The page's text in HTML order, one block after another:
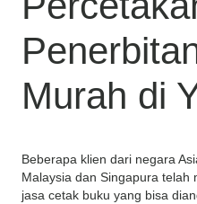
Murah di
Beberapa klien dari negara
Malaysia dan Singapura telah
jasa cetak buku yang bisa